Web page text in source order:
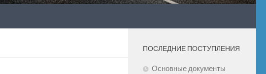
ПОСЛЕДНИЕ ПОСТУПЛЕНИЯ
Основные документы